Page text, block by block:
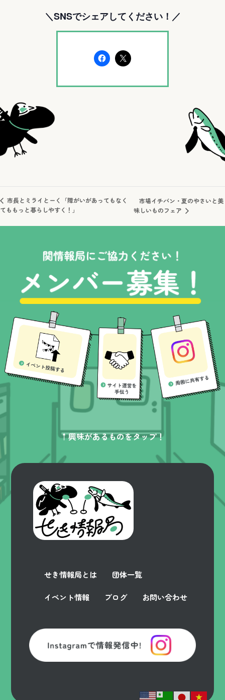
＼SNSでシェアしてください！／
市長とミライとーく「障がいがあってもなく
てももっと暮らしやすく！」
市場イチバン・夏のやさいと美
味しいものフェア
↑興味があるものをタップ！
せき情報局とは 団体一覧
イベント情報 ブログ お問い合わせ